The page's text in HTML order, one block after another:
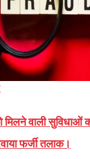
मिलने वाली सुविधाओं
फर्जी तलाक।